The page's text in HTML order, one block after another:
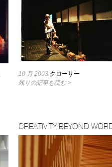
10 月 2003 クローサー
残りの記事を読む >
CREATIVITY BEYOND